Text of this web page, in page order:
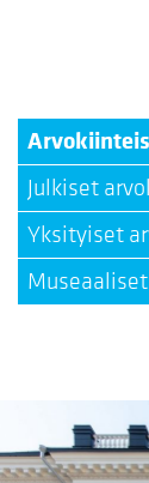
Julkiset
Yksityiset